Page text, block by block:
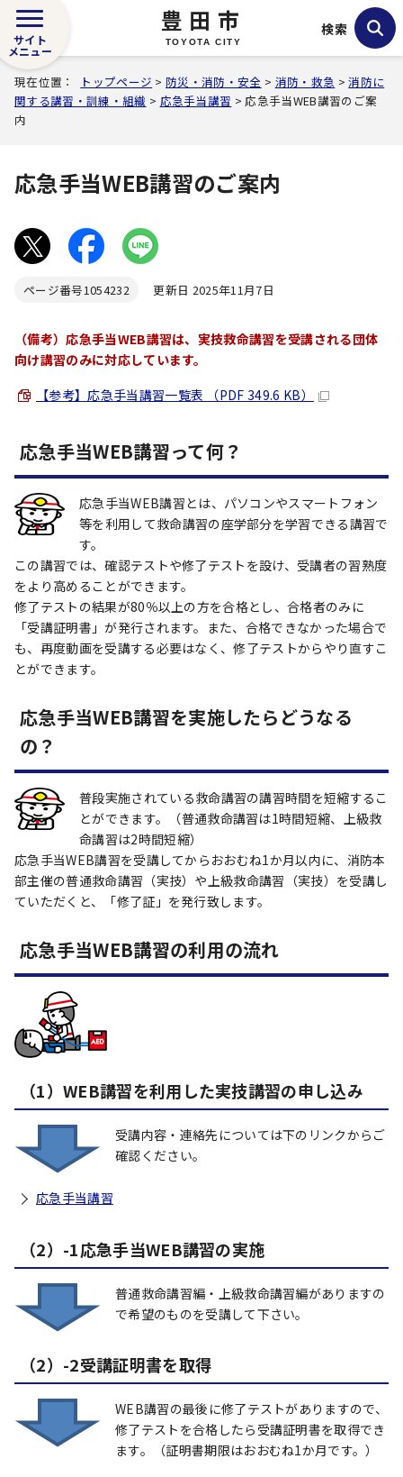
豊田市
TOYOTA CITY
サイト
メニュー
検索
現在位置： トップページ > 防災・消防・安全 > 消防・救急 >消防に
関する講習・訓練・組織 > 応急手当講習 > 応急手当WEB講習のご案
内
応急手当WEB講習のご案内
ページ番号1054232 更新日 2025年11月7日
（備考）応急手当WEB講習は、実技救命講習を受講される団体
向け講習のみに対応しています。
【参考】応急手当講習一覧表 （PDF 349.6 KB）
応急手当WEB講習って何？
応急手当WEB講習とは、パソコンやスマートフォン
等を利用して救命講習の座学部分を学習できる講習で
す。
この講習では、確認テストや修了テストを設け、受講者の習熟度
をより高めることができます。
修了テストの結果が80％以上の方を合格とし、合格者のみに
「受講証明書」が発行されます。また、合格できなかった場合で
も、再度動画を受講する必要はなく、修了テストからやり直すこ
とができます。
応急手当WEB講習を実施したらどうなる
の？
普段実施されている救命講習の講習時間を短縮するこ
とができます。（普通救命講習は1時間短縮、上級救
命講習は2時間短縮）
応急手当WEB講習を受講してからおおむね1か月以内に、消防本
部主催の普通救命講習（実技）や上級救命講習（実技）を受講し
ていただくと、「修了証」を発行致します。
応急手当WEB講習の利用の流れ
（1）WEB講習を利用した実技講習の申し込み
受講内容・連絡先については下のリンクからご
確認ください。
応急手当講習
（2）-1応急手当WEB講習の実施
普通救命講習編・上級救命講習編がありますの
で希望のものを受講して下さい。
（2）-2受講証明書を取得
WEB講習の最後に修了テストがありますので、
修了テストを合格したら受講証明書を取得でき
ます。（証明書期限はおおむね1か月です。）